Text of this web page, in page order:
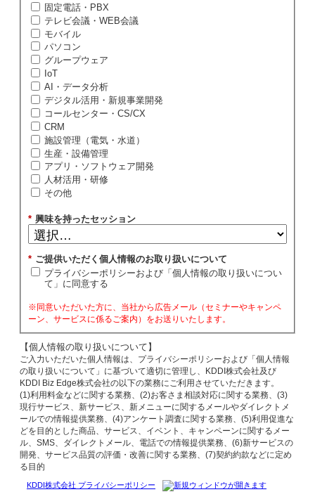
固定電話・PBX
テレビ会議・WEB会議
モバイル
パソコン
グループウェア
IoT
AI・データ分析
デジタル活用・新規事業開発
コールセンター・CS/CX
CRM
施設管理（電気・水道）
生産・設備管理
アプリ・ソフトウェア開発
人材活用・研修
その他
* 興味を持ったセッション
* ご提供いただく個人情報のお取り扱いについて
プライバシーポリシーおよび「個人情報の取り扱いについ
て」に同意する
※同意いただいた方に、当社から広告メール（セミナーやキャンペ
ーン、サービスに係るご案内）をお送りいたします。
【個人情報の取り扱いについて】
ご入力いただいた個人情報は、プライバシーポリシーおよび「個人情報
の取り扱いについて」に基づいて適切に管理し、KDDI株式会社及び
KDDI Biz Edge株式会社の以下の業務にご利用させていただきます。
(1)利用料金などに関する業務、(2)お客さま相談対応に関する業務、(3)
現行サービス、新サービス、新メニューに関するメールやダイレクトメ
ールでの情報提供業務、(4)アンケート調査に関する業務、(5)利用促進な
どを目的とした商品、サービス、イベント、キャンペーンに関するメー
ル、SMS、ダイレクトメール、電話での情報提供業務、(6)新サービスの
開発、サービス品質の評価・改善に関する業務、(7)契約約款などに定め
る目的
KDDI株式会社 プライバシーポリシー